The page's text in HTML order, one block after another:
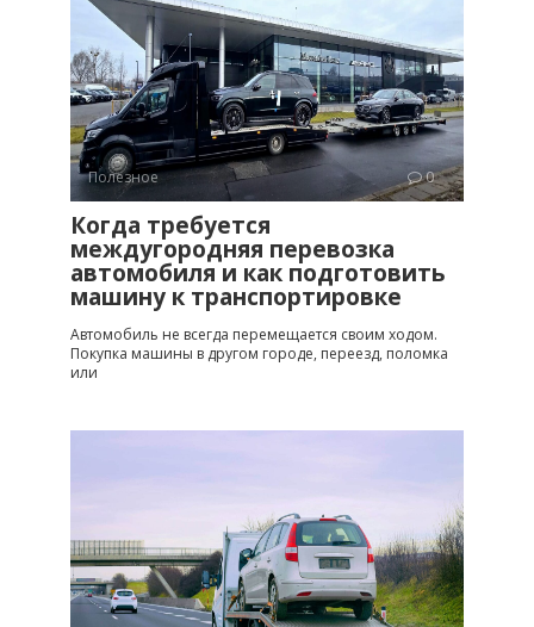
Полезное 0
Когда требуется
междугородняя перевозка
автомобиля и как подготовить
машину к транспортировке
Автомобиль не всегда перемещается своим ходом.
Покупка машины в другом городе, переезд, поломка
или